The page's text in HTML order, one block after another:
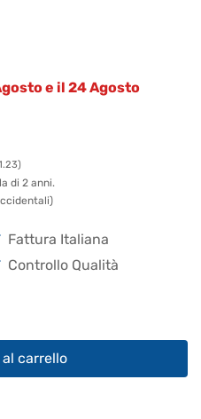
e il 24 Agosto
)
di 2 anni.
Fattura Italiana
Controllo Qualità
carrello